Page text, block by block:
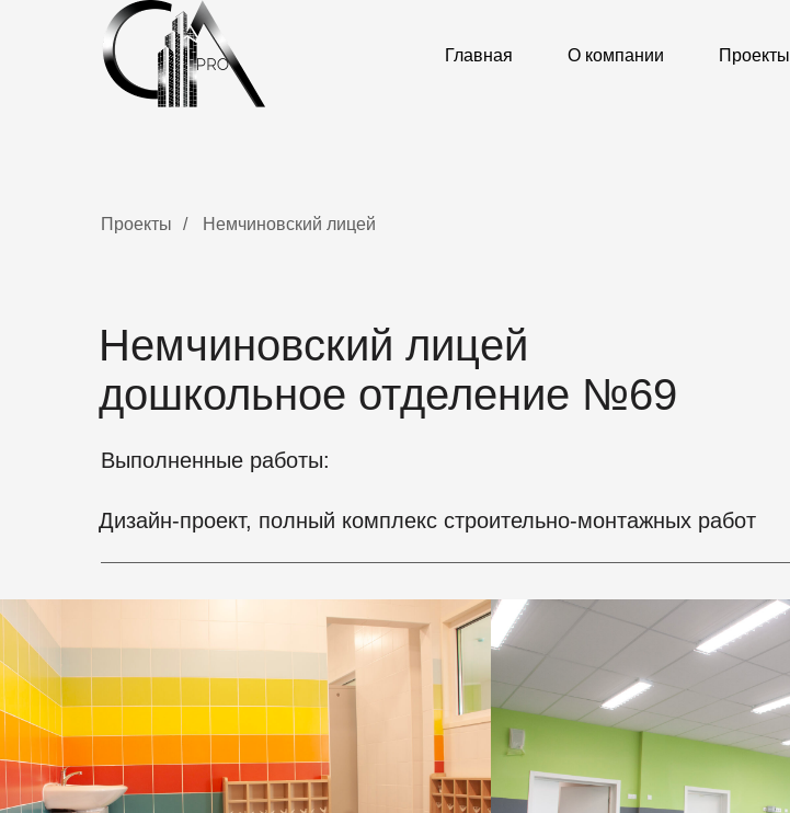
Главная О компании Проекты
Проекты / Немчиновский лицей
Немчиновский лицей
дошкольное отделение №69
Дизайн-проект, полный комплекс строительно-монтажных работ
Выполненные работы: